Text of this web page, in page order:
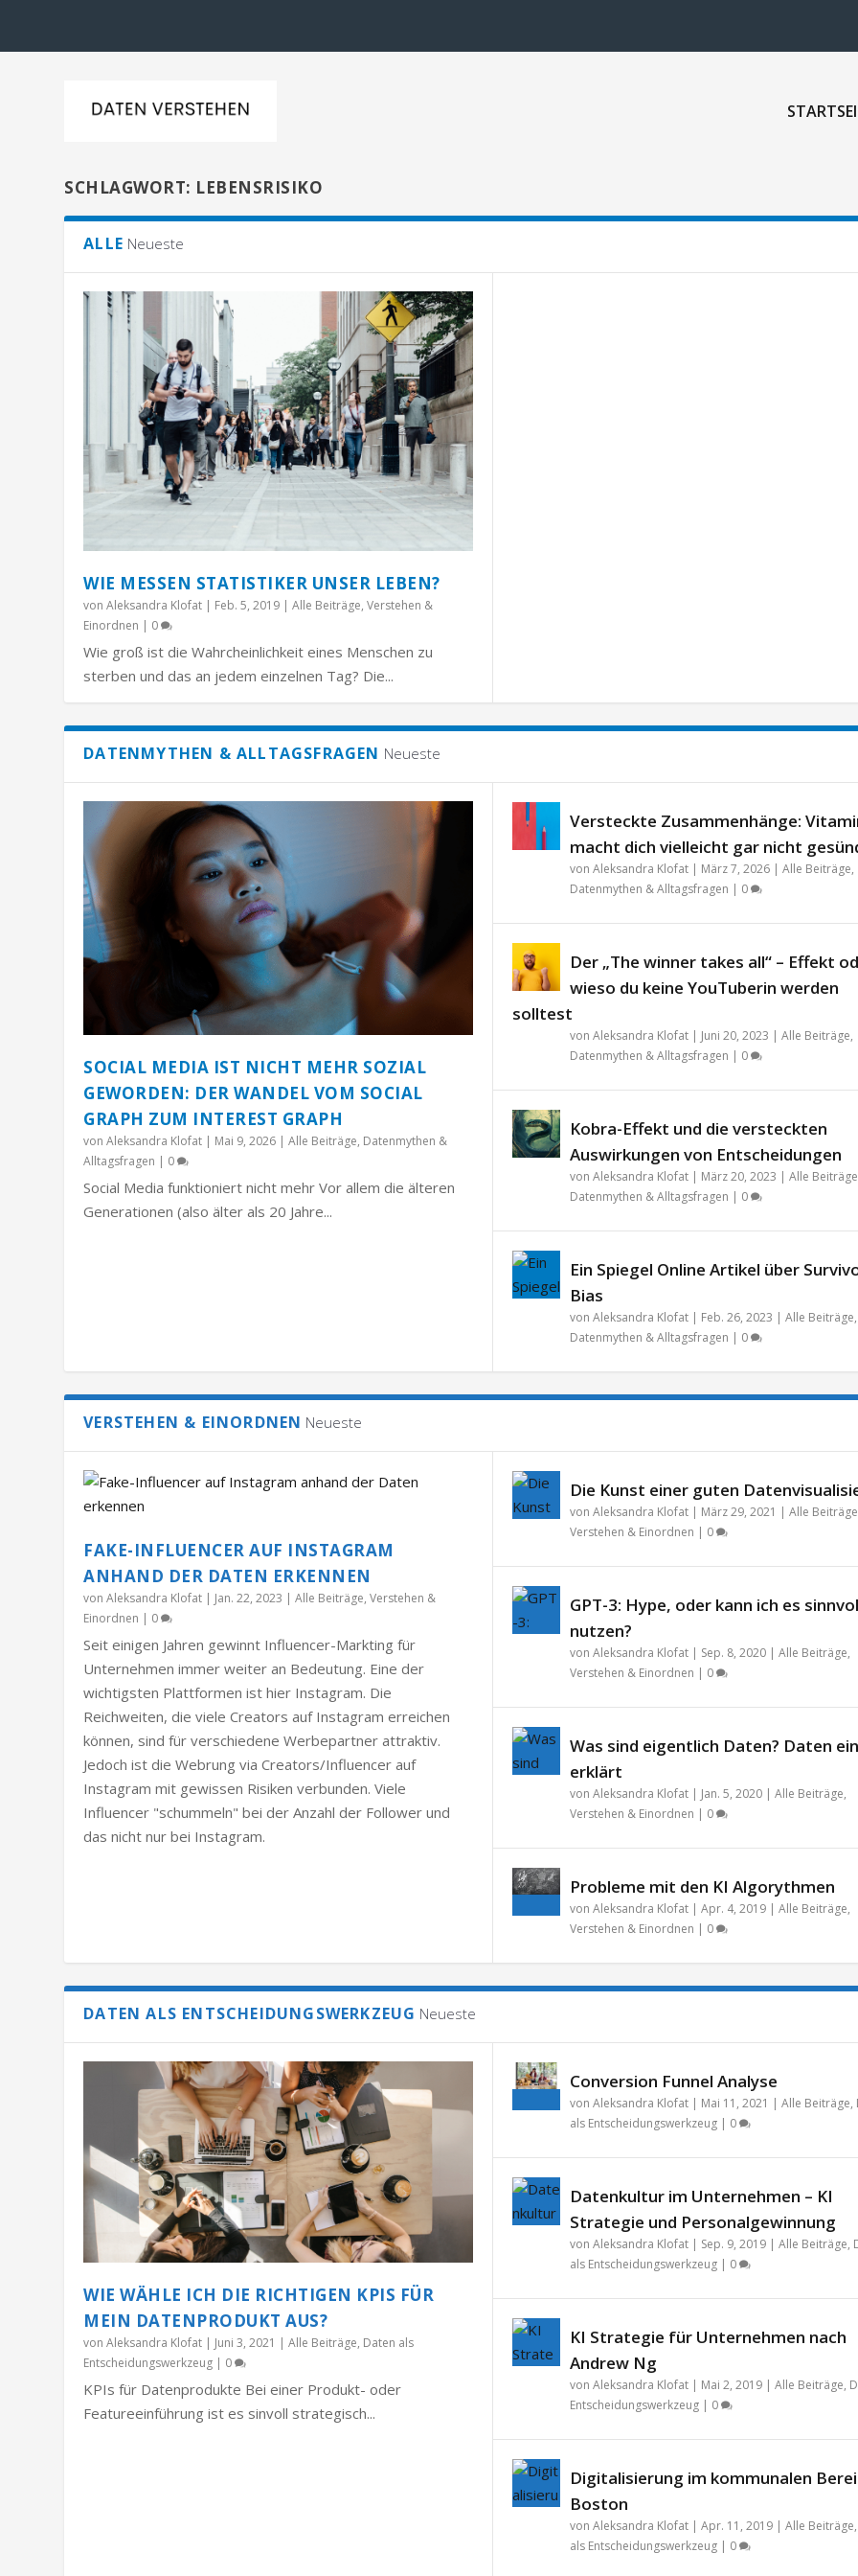
SCHLAGWORT: LEBENSRISIKO
ALLE Neueste
WIE MESSEN STATISTIKER UNSER LEBEN?
vonAleksandra Klofat | Feb. 5, 2019 |Alle Beiträge,Verstehen &
Einordnen | 0
Wie groß ist die Wahrcheinlichkeit eines Menschen zu
sterben und das an jedem einzelnen Tag? Die...
DATENMYTHEN & ALLTAGSFRAGEN Neueste
SOCIAL MEDIA IST NICHT MEHR SOZIAL
GEWORDEN: DER WANDEL VOM SOCIAL
GRAPH ZUM INTEREST GRAPH
vonAleksandra Klofat | Mai 9, 2026 |Alle Beiträge, Datenmythen &
Alltagsfragen | 0
Social Media funktioniert nicht mehr Vor allem die älteren
Generationen (also älter als 20 Jahre...
Versteckte Zusammenhänge:
macht dich vielleicht gar nicht
von Aleksandra Klofat| März 7, 2026| Alle Beiträge,
Datenmythen & Alltagsfragen | 0
Der „The winner takes all“ – Effekt
wieso du keine YouTuberin werden
solltest
von Aleksandra Klofat| Juni 20, 2023 | Alle Beiträge,
Datenmythen & Alltagsfragen | 0
Kobra-Effekt und die versteckten
Auswirkungen von Entscheidungen
von Aleksandra Klofat| März 20, 2023 | Alle Beiträge
Datenmythen & Alltagsfragen | 0
Ein Spiegel Online Artikel über
Bias
von Aleksandra Klofat| Feb. 26, 2023 | Alle Beiträge,
Datenmythen & Alltagsfragen | 0
VERSTEHEN & EINORDNEN Neueste
FAKE-INFLUENCER AUF INSTAGRAM
ANHAND DER DATEN ERKENNEN
vonAleksandra Klofat | Jan. 22, 2023 |Alle Beiträge,Verstehen &
Einordnen | 0
Seit einigen Jahren gewinnt Influencer-Markting für
Unternehmen immer weiter an Bedeutung. Eine der
wichtigsten Plattformen ist hier Instagram. Die
Reichweiten, die viele Creators auf Instagram erreichen
können, sind für verschiedene Werbepartner attraktiv.
Jedoch ist die Webrung via Creators/Influencer auf
Instagram mit gewissen Risiken verbunden. Viele
Influencer "schummeln" bei der Anzahl der Follower und
das nicht nur bei Instagram.
Die Kunst einer guten
von Aleksandra Klofat| März 29, 2021 | Alle Beiträge
Verstehen & Einordnen | 0
GPT-3: Hype, oder kann ich es
nutzen?
von Aleksandra Klofat| Sep. 8, 2020| Alle Beiträge,
Verstehen & Einordnen | 0
Was sind eigentlich Daten? Daten
erklärt
von Aleksandra Klofat| Jan. 5, 2020| Alle Beiträge,
Verstehen & Einordnen | 0
Probleme mit den KI Algorythmen
von Aleksandra Klofat| Apr. 4, 2019| Alle Beiträge,
Verstehen & Einordnen | 0
DATEN ALS ENTSCHEIDUNGSWERKZEUG Neueste
WIE WÄHLE ICH DIE RICHTIGEN KPIS FÜR
MEIN DATENPRODUKT AUS?
vonAleksandra Klofat Juni 3, 2021 |Alle Beiträge, Daten als
Entscheidungswerkzeug
0
KPIs für Datenprodukte Bei einer Produkt- oder
Featureeinführung ist es sinvoll strategisch...
Conversion Funnel Analyse
von Aleksandra Klofat| Mai 11, 2021 | Alle Beiträge,
als Entscheidungswerkzeug| 0
Datenkultur im Unternehmen – KI
Strategie und Personalgewinnung
von Aleksandra Klofat| Sep. 9, 2019| Alle Beiträge,
als Entscheidungswerkzeug| 0
KI Strategie für Unternehmen nach
Andrew Ng
von Aleksandra Klofat| Mai 2, 2019| Alle Beiträge,
Entscheidungswerkzeug| 0
Digitalisierung im kommunalen
Boston
von Aleksandra Klofat| Apr. 11, 2019| Alle Beiträge,
als Entscheidungswerkzeug| 0